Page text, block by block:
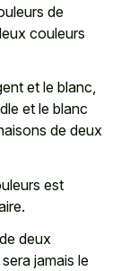
de
couleurs
et le blanc,
et le blanc
de deux
est
deux
jamais le